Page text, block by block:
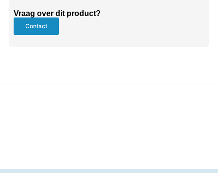
Vraag over dit product?
Contact